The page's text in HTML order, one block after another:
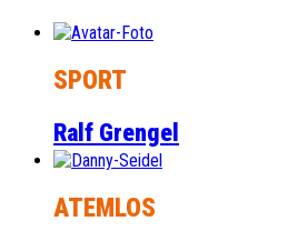
SPORT
Ralf Grengel
ATEMLOS